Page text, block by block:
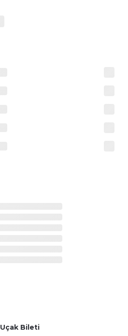
Uçak Bileti